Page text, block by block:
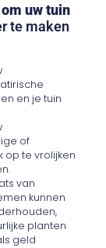
uw tuin
te maken
en je tuin
of
op te vrolijken
van
kunnen
planten
geld